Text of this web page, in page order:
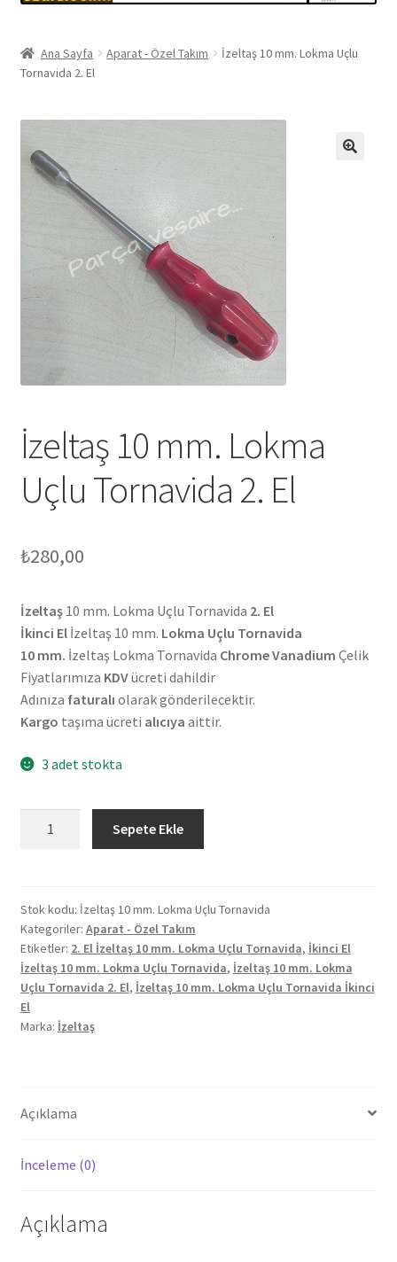
Ana Sayfa Aparat - Özel Takım
İzeltaş 10 mm. Lokma Uçlu
Tornavida 2. El
İzeltaş 10 mm. Lokma
Uçlu Tornavida 2. El
₺280,00
İzeltaş10 mm. Lokma Uçlu Tornavida 2. El
İkinci Elİzeltaş 10 mm. Lokma Uçlu Tornavida
10 mm. İzeltaş Lokma Tornavida Chrome Vanadium Çelik
Fiyatlarımıza KDVücreti dahildir
Adınıza faturalı olarak gönderilecektir.
Kargo taşıma ücreti alıcıya aittir.
3 adet stokta
Uçlu
Tornavida
2.
El
adet
Sepete Ekle
Stok kodu: İzeltaş 10 mm. Lokma Uçlu Tornavida
Kategoriler: Aparat - Özel Takım
Etiketler: 2. El İzeltaş 10 mm. Lokma Uçlu Tornavida, İkinci El
İzeltaş 10 mm. Lokma Uçlu Tornavida, İzeltaş 10 mm. Lokma
Uçlu Tornavida 2. El, İzeltaş 10 mm. Lokma Uçlu Tornavida İkinci
El
Marka: İzeltaş
Açıklama
İnceleme (0)
Açıklama